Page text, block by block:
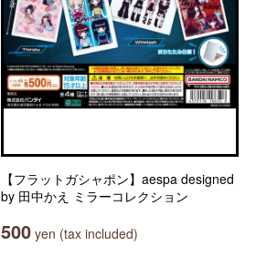
【フラットガシャポン】aespa designed
by 田中かえ ミラーコレクション
500 yen (tax included)